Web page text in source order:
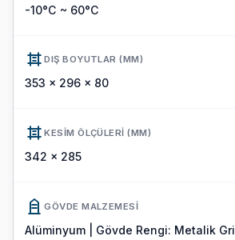
-10°C ~ 60°C
DIŞ BOYUTLAR (MM)
353 x 296 x 80
KESIM ÖLÇÜLERI (MM)
342 x 285
GÖVDE MALZEMESI
Alüminyum | Gövde Rengi: Metalik Gri